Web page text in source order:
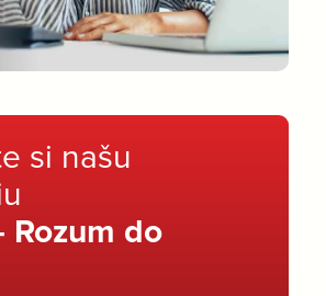
si našu
Rozum do